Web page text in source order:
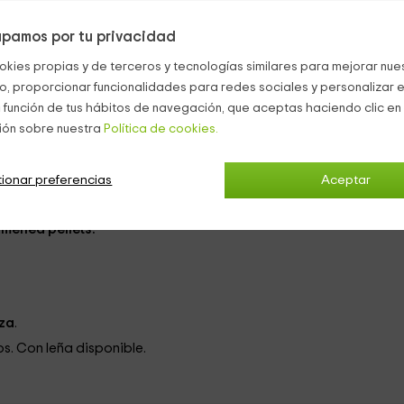
por tu privacidad
propias y de terceros y tecnologías similares para mejorar
proporcionar funcionalidades para redes sociales y personalizar
de tus hábitos de navegación, que aceptas haciendo clic
sobre nuestra Política de cookies.
Aceptar
preferencias
. Se trata de habitaciones muyrústicas, contablas
mobiliario conarmarios y mesillasde noche.Exteriores,
realidad. Una granencimerase levanta en barro cocido para
te sentarás a degustar la mejor gastronomía local, con una
otro, la zona de estar, con diferentes
pellets.
.
Con leña disponible.